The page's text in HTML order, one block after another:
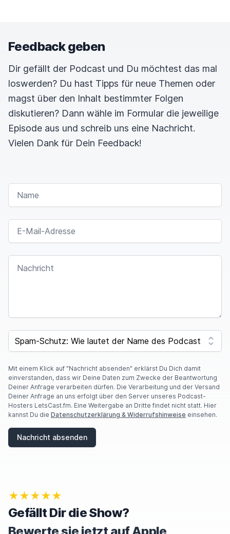
Feedback geben
Dir gefällt der Podcast und Du möchtest das mal
loswerden? Du hast Tipps für neue Themen oder
magst über den Inhalt bestimmter Folgen
diskutieren? Dann wähle im Formular die jeweilige
Episode aus und schreib uns eine Nachricht.
Vielen Dank für Dein Feedback!
NAME
E-MAIL-ADRESSE
NACHRICHT
F
O
A
R
E
A
H
U
R
E
T
H
SPAM CAPTCHA
Mit einem Klick auf "Nachricht absenden" erklärst Du Dich damit
einverstanden, dass wir Deine Daten zum Zwecke der Beantwortung
Deiner Anfrage verarbeiten dürfen. Die Verarbeitung und der Versand
Deiner Anfrage an uns erfolgt über den Server unseres Podcast-
Hosters LetsCast.fm. Eine Weitergabe an Dritte findet nicht statt. Hier
kannst Du die Datenschutzerklärung & Widerrufshinweise einsehen.
Nachricht absenden
★★★★★
Gefällt Dir die Show?